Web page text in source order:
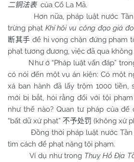
二铜法表của Cổ La Mã.
Hơn nữa, pháp luật nước Tần
trừng phạt Khí hôi vu công đạo giả
断其手 để hi vọng chặn đứng phạm
phạt tương đương, việc đã qua không
Như ở “Pháp luật vấn đáp” trong
có nói đến một vụ án kiện: Có một
xá ban hành đã lấy trộm 1000 tiền,
mới bị bắt, hỏi rằng đối với tội
như thế nào? Quan tư pháp của đế
“bất dữ xử phạt” 不予处罚 (không xử
Đồng thời pháp luật nước Tần
tìm cách để phạt nặng tội phạm.
Ví dụ như trong Thuỵ Hổ Địa